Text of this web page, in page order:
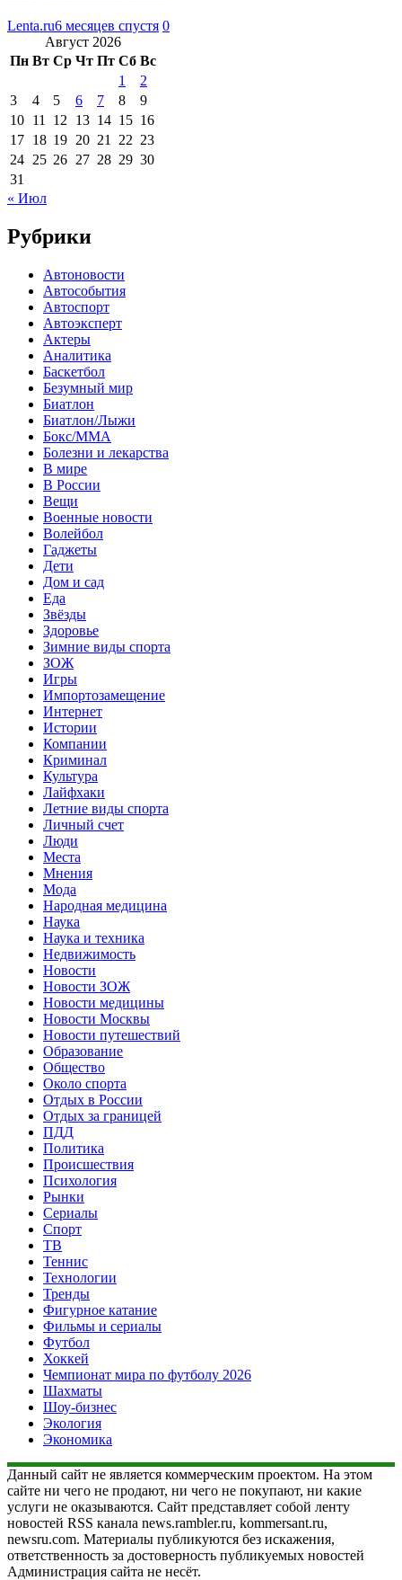
Lenta.ru6 месяцев спустя 0
Август 2026
Пн Вт Ср Чт Пт Сб Вс
1
2
3
4 5 6 7 8
9
10 11 12 13 14 15 16
17 18 19 20 21 22 23
24 25 26 27 28 29 30
31
« Июл
Рубрики
Автоновости
Автособытия
Автоспорт
Автоэксперт
Актеры
Аналитика
Баскетбол
Безумный мир
Биатлон
Биатлон/Лыжи
Бокс/MMA
Болезни и лекарства
В мире
В России
Вещи
Военные новости
Волейбол
Гаджеты
Дети
Дом и сад
Еда
Звёзды
Здоровье
Зимние виды спорта
ЗОЖ
Игры
Импортозамещение
Интернет
Истории
Компании
Криминал
Культура
Лайфхаки
Летние виды спорта
Личный счет
Люди
Места
Мнения
Мода
Народная медицина
Наука
Наука и техника
Недвижимость
Новости
Новости ЗОЖ
Новости медицины
Новости Москвы
Новости путешествий
Образование
Общество
Около спорта
Отдых в России
Отдых за границей
ПДД
Политика
Происшествия
Психология
Рынки
Сериалы
Спорт
ТВ
Теннис
Технологии
Тренды
Фигурное катание
Фильмы и сериалы
Футбол
Хоккей
Чемпионат мира по футболу 2026
Шахматы
Шоу-бизнес
Экология
Экономика
Данный сайт не является коммерческим проектом. На этом
сайте ни чего не продают, ни чего не покупают, ни какие
услуги не оказываются. Сайт представляет собой ленту
новостей RSS канала news.rambler.ru, kommersant.ru,
newsru.com. Материалы публикуются без искажения,
ответственность за достоверность публикуемых новостей
Администрация сайта не несёт.